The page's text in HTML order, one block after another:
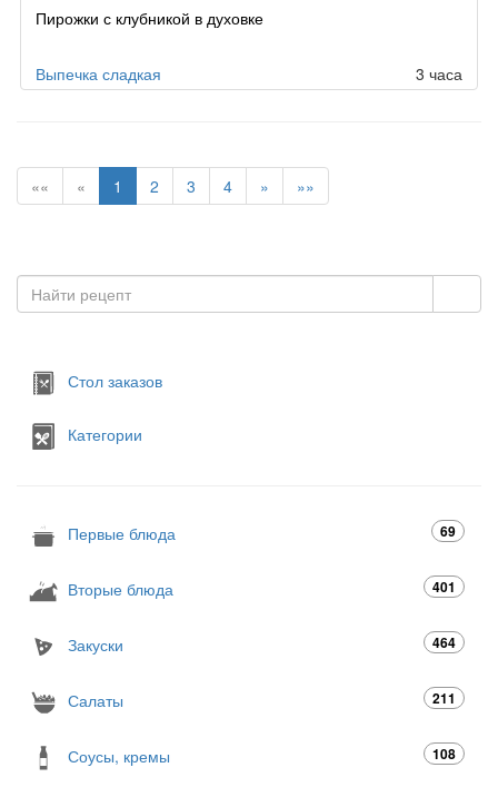
Пирожки с клубникой в духовке
Выпечка сладкая 3 часа
«« « 1 2 3 4 » »»
Стол заказов
Категории
Первые блюда 69
Вторые блюда 401
Закуски 464
Салаты 211
Соусы, кремы 108